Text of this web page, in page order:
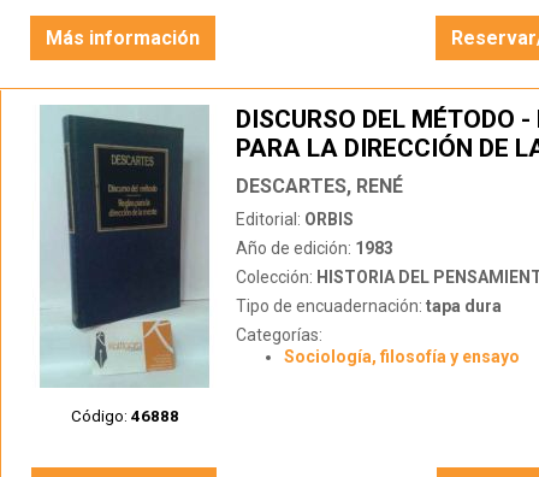
Más información
Código: 46888
DISCURSO DEL MÉTODO -
PARA LA DIRECCIÓN DE
DESCARTES, RENÉ
Editorial: ORBIS
Año de edición: 1983
Colección: HISTORIA DEL
Tipo de encuadernación: tapa dura
Categorías:
Sociología, filosofía y ensayo